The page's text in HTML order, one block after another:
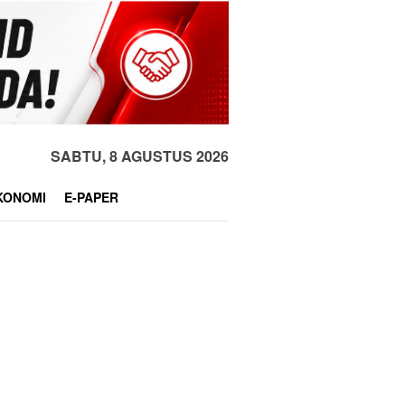
SABTU, 8 AGUSTUS 2026
E-PAPER